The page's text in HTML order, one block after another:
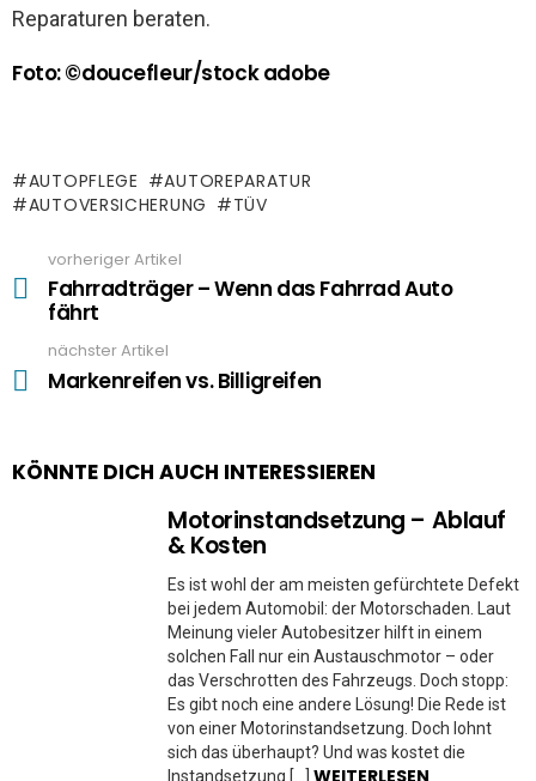
Reparaturen beraten.
Foto: ©doucefleur/stock adobe
AUTOPFLEGE
AUTOREPARATUR
AUTOVERSICHERUNG
TÜV
more
vorheriger Artikel
Fahrradträger – Wenn das Fahrrad Auto
fährt
nächster Artikel
Markenreifen vs. Billigreifen
KÖNNTE DICH AUCH INTERESSIEREN
Motorinstandsetzung – Ablauf
& Kosten
Es ist wohl der am meisten gefürchtete Defekt
bei jedem Automobil: der Motorschaden. Laut
Meinung vieler Autobesitzer hilft in einem
solchen Fall nur ein Austauschmotor – oder
das Verschrotten des Fahrzeugs. Doch stopp:
Es gibt noch eine andere Lösung! Die Rede ist
von einer Motorinstandsetzung. Doch lohnt
sich das überhaupt? Und was kostet die
Instandsetzung […] WEITERLESEN